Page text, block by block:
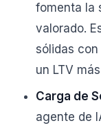
fomenta la
valorado.
sólidas
un LTV
Carga de
agente de